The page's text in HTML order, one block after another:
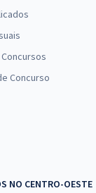
Concurso
NO CENTRO-OESTE